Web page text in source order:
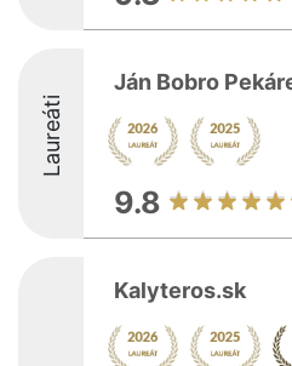
Laureáti
Ján Bobro
9.8
Kalyteros.sk